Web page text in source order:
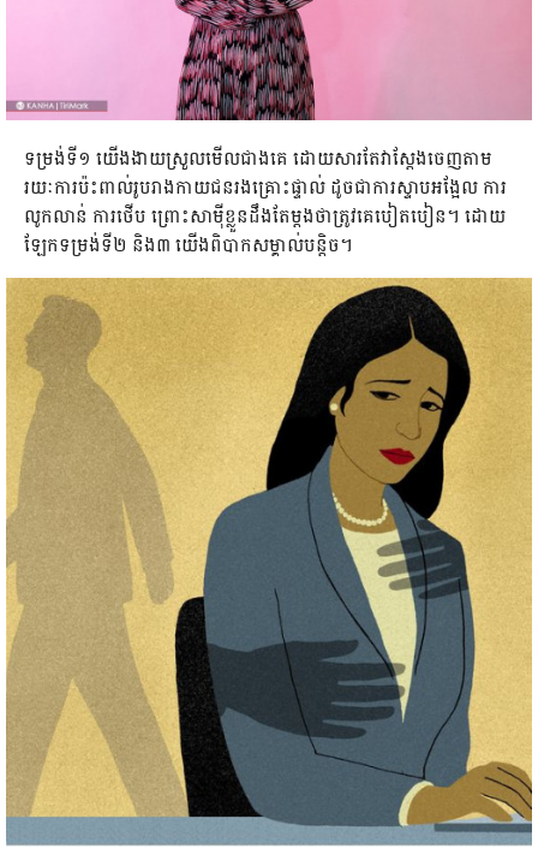
ទម្រង់​ទី១ យើង​ងាយ​ស្រួល​មើល​ជាង​គេ ដោយ​សារ​តែ​វា​ស្ដែង​ចេញ​តាម​
រយៈ​ការ​ប៉ះ​ពាល់​រូបរាង​កាយ​ជន​រង​គ្រោះ​ផ្ទាល់ ដូច​ជា​ការ​ស្ទាប​អង្អែល ការ​
លូក​លាន់ ការ​ថើប ព្រោះ​សា​ម៉ី​ខ្លួន​ដឹង​តែ​ម្ដង​ថា​ត្រូវ​គេ​បៀត​បៀន។ ដោយ​
ឡែក​ទម្រង់ទី២ និង៣ យើង​ពិបាក​សម្គាល់​បន្តិច។